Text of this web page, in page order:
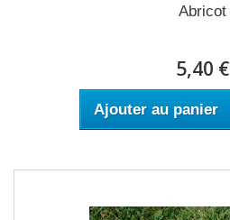
Abricot
5,40 €
Ajouter au panier